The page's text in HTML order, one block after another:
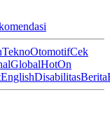
TeknoOtomotifCek
GlobalHotOn
EnglishDisabilitasBerita